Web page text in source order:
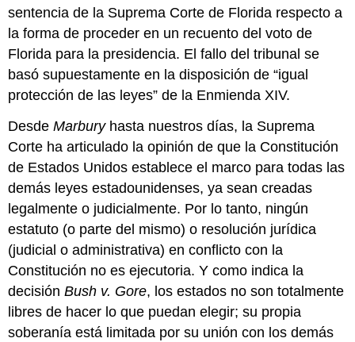
sentencia de la Suprema Corte de Florida respecto a
la forma de proceder en un recuento del voto de
Florida para la presidencia. El fallo del tribunal se
basó supuestamente en la disposición de “igual
protección de las leyes” de la Enmienda XIV.
DesdeMarburyhasta nuestros días, la Suprema
Corte ha articulado la opinión de que la Constitución
de Estados Unidos establece el marco para todas las
demás leyes estadounidenses, ya sean creadas
legalmente o judicialmente. Por lo tanto, ningún
estatuto (o parte del mismo) o resolución jurídica
(judicial o administrativa) en conflicto con la
Constitución no es ejecutoria. Y como indica la
decisiónBush v. Gore, los estados no son totalmente
libres de hacer lo que puedan elegir; su propia
soberanía está limitada por su unión con los demás